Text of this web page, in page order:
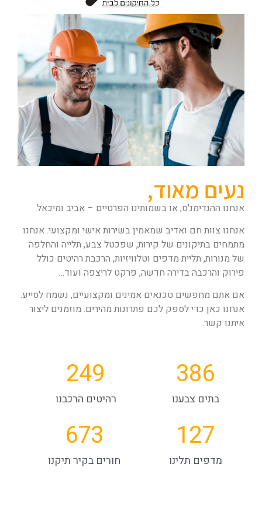
נעים מאוד,
אנחנו ההנדימנ'ס, או בשמותינו הפרטיים – אביב ומיכאל.
אנחנו צוות חם ואדיב שמאמין בשירות אישי ומקצועי. אנחנו
מתמחים בתיקונים של קירות, שפכטל צבע, תלייה והחלפה
של מנורות, תליית מדפים וטלוויזיות, הרכבת רהיטים כולל
פירוק והרכבה בדירה חדשה, פרקט לריצפה ועוד…
אם אתם מחפשים טכנאים אמינים ומקצועיים, נשמח לסייע.
אנחנו כאן כדי לספק לכם פתרונות מהירים. מוזמנים ליצור
איתנו קשר.
בתים צבענו
386
רהיטים הרכבנו
249
מדפים תלינו
127
חורים בקיר תיקנו
673